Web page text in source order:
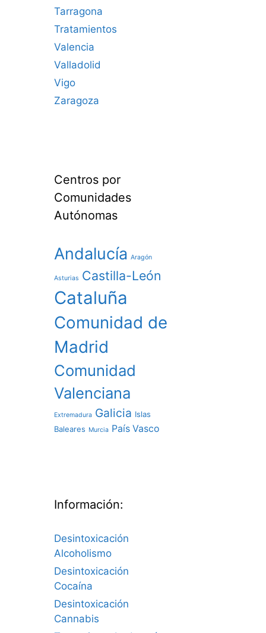
Tarragona
Tratamientos
Valencia
Valladolid
Vigo
Zaragoza
Centros por
Comunidades
Autónomas
Andalucía Aragón
Asturias Castilla-León
Cataluña
Comunidad de
Madrid
Comunidad
Valenciana
Extremadura Galicia Islas
Baleares Murcia País Vasco
Información:
Desintoxicación
Alcoholismo
Desintoxicación
Cocaína
Desintoxicación
Cannabis